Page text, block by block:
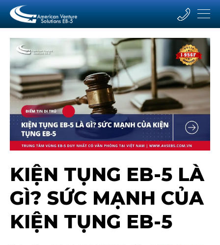
KIỆN TỤNG EB-5 LÀ
GÌ? SỨC MẠNH CỦA
KIỆN TỤNG EB-5